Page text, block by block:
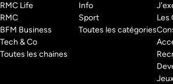
RMC Life
RMC
BFM Business
Tech & Co
Toutes les chaines
Info
Sport
Toutes les catégories
Les